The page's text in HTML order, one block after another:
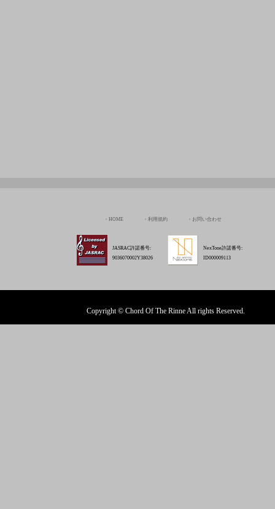
HOME 利用規約 お問い合わせ
JASRAC許諾番号:
9036070002Y38026
NexTone許諾番号:
ID000009113
Copyright © Chord Of The Rinne All rights Reserved.